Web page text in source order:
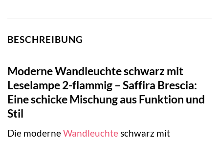
BESCHREIBUNG
Moderne Wandleuchte schwarz mit
Leselampe 2-flammig – Saffira Brescia:
Eine schicke Mischung aus Funktion und
Stil
Die moderneWandleuchteschwarz mit